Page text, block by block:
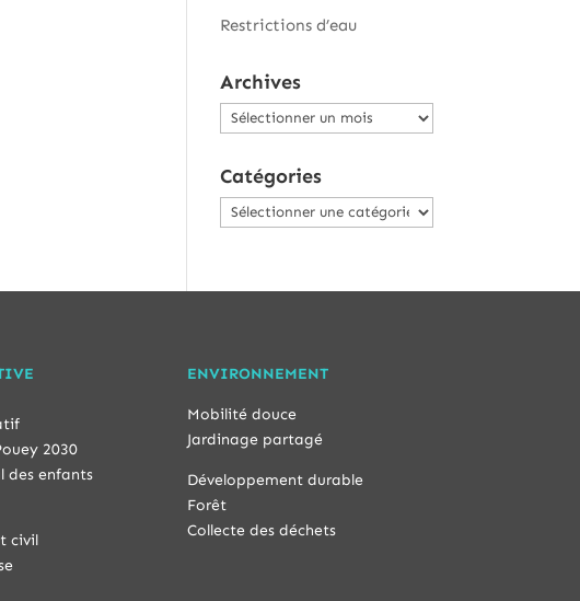
Restrictions d’eau
Archives
Archives
Catégories
Catégories
2030
des enfants
civil
ENVIRONNEMENT
Mobilité douce
Jardinage partagé
Développement durable
Forêt
Collecte des déchets